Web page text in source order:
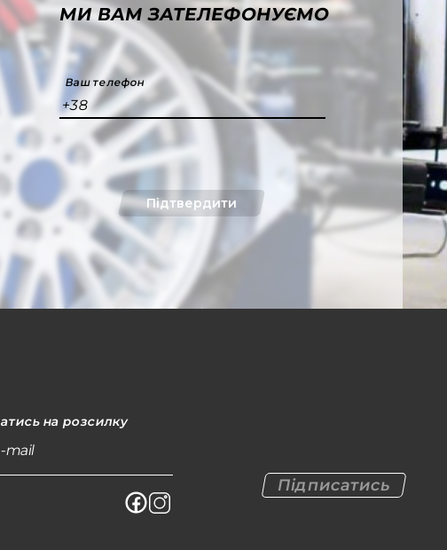
МИ ВАМ ЗАТЕЛЕФОНУЄМО
Ваш телефон
+38
Підтвердити
на розсилку
mail
Підписатись